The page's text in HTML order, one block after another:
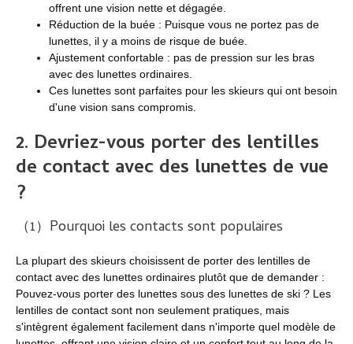
offrent une vision nette et dégagée.
Réduction de la buée : Puisque vous ne portez pas de
lunettes, il y a moins de risque de buée.
Ajustement confortable : pas de pression sur les bras
avec des lunettes ordinaires.
Ces lunettes sont parfaites pour les skieurs qui ont besoin
d'une vision sans compromis.
2. Devriez-vous porter des lentilles
de contact avec des lunettes de vue
?
（1）Pourquoi les contacts sont populaires
La plupart des skieurs choisissent de porter des lentilles de
contact avec des lunettes ordinaires plutôt que de demander :
Pouvez-vous porter des lunettes sous des lunettes de ski ? Les
lentilles de contact sont non seulement pratiques, mais
s'intègrent également facilement dans n'importe quel modèle de